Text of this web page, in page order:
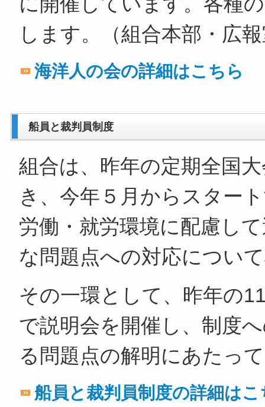
します。（組合本部・広
海洋人の会の詳細はこちら
船員と裁判員制度
組合は、昨年の定期全国
き、今年５月からスター
労働・就労環境に配慮し
な問題点への対応につい
その一環として、昨年の
で説明会を開催し、制度
る問題点の解明にあたっ
船員と裁判員制度の詳細はこ